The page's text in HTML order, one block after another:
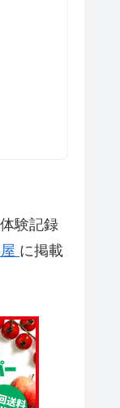
験記録
に掲載